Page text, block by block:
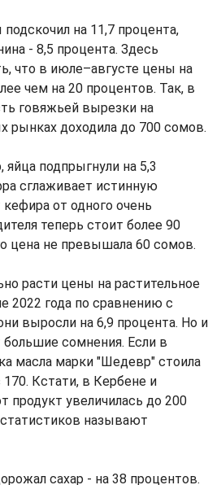
на 11,7 процента,
- 8,5 процента. Здесь
что в июле–августе цены на
чем на 20 процентов. Так, в
говяжьей вырезки на
рынках доходила до 700 сомов.
подпрыгнули на 5,3
сглаживает истинную
от одного очень
теперь стоит более 90
цена не превышала 60 сомов.
расти цены на растительное
2022 года по сравнению с
выросли на 6,9 процента. Но и
сомнения. Если в
масла марки "Шедевр" стоила
Кстати, в Кербене и
продукт увеличилась до 200
называют
сахар - на 38 процентов.